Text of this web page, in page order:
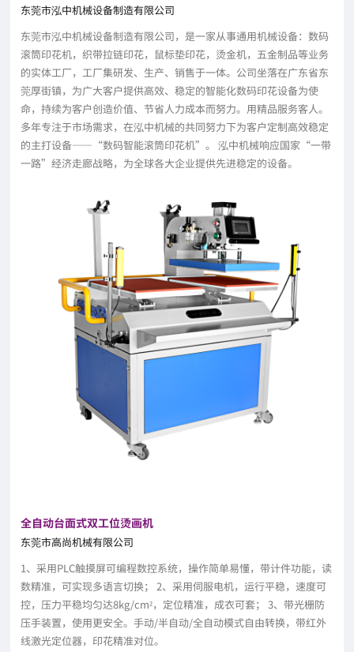
东莞市泓中机械设备制造有限公司
东莞市泓中机械设备制造有限公司，是一家从事通用机械设备：数码
滚筒印花机，织带拉链印花，鼠标垫印花，烫金机，五金制品等业务
的实体工厂，工厂集研发、生产、销售于一体。公司坐落在广东省东
莞厚街镇，为广大客户提供高效、稳定的智能化数码印花设备为使
命，持续为客户创造价值、节省人力成本而努力。用精品服务客人。
多年专注于市场需求，在泓中机械的共同努力下为客户定制高效稳定
的主打设备——“数码智能滚筒印花机”。 泓中机械响应国家“一带
一路”经济走廊战略，为全球各大企业提供先进稳定的设备。
全自动台面式双工位烫画机
东莞市高尚机械有限公司
1、采用PLC触摸屏可编程数控系统，操作简单易懂，带计件功能，读
数精准，可实现多语言切换； 2、采用伺服电机，运行平稳，速度可
控，压力平稳均匀达8kg/cm²，定位精准，成衣可套； 3、带光栅防
压手装置，使用更安全。手动/半自动/全自动模式自由转换，带红外
线激光定位器，印花精准对位。